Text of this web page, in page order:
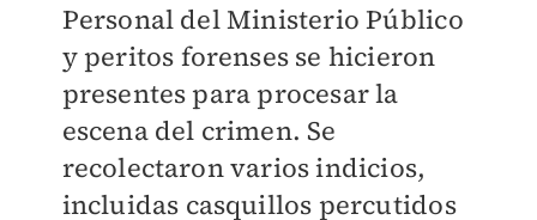
Personal del Ministerio Público
y peritos forenses se hicieron
presentes para procesar la
escena del crimen. Se
recolectaron varios indicios,
incluidas casquillos percutidos